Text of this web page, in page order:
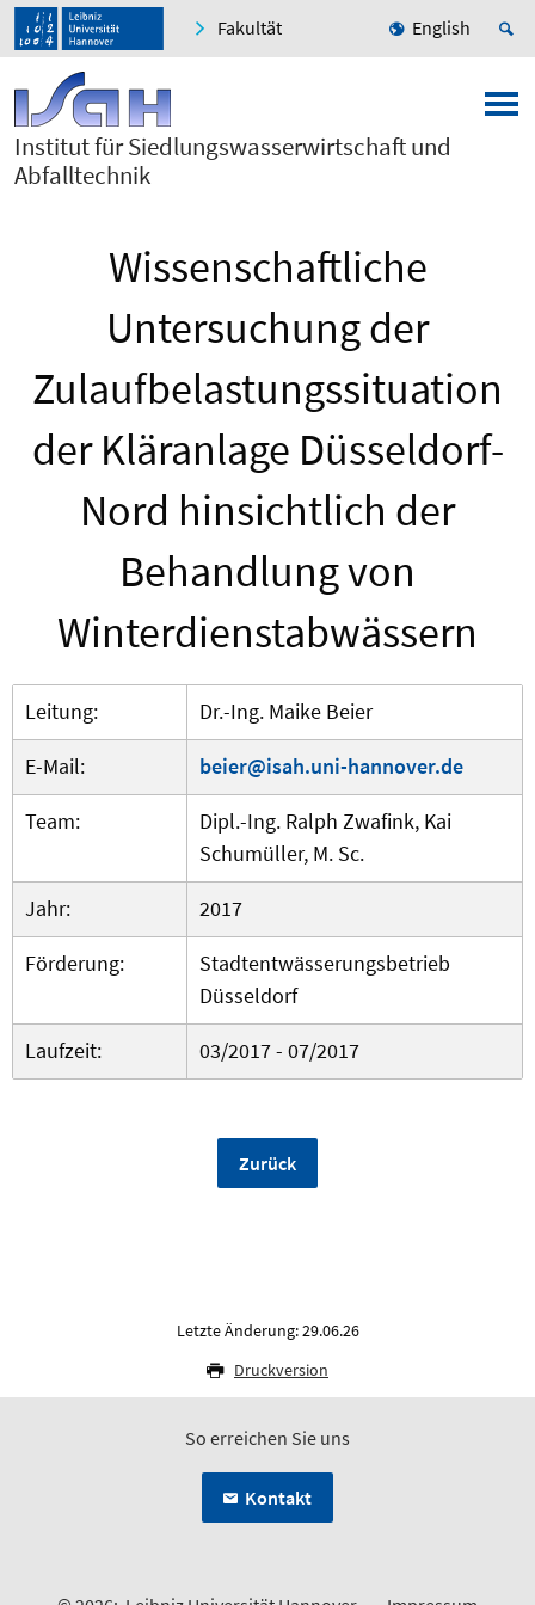
Fakultät English
Institut für Siedlungswasserwirtschaft und
Abfalltechnik
Wissenschaftliche
Untersuchung der
Zulaufbelastungssituation
der Kläranlage Düsseldorf-
Nord hinsichtlich der
Behandlung von
Winterdienstabwässern
Leitung:
Dr.-Ing. Maike Beier
E-Mail:
beier@isah.uni-hannover.de
Team:
Dipl.-Ing. Ralph Zwafink, Kai
Schumüller, M. Sc.
Jahr:
2017
Förderung:
Stadtentwässerungsbetrieb
Düsseldorf
Laufzeit:
03/2017 - 07/2017
Zurück
Letzte Änderung: 29.06.26
Druckversion
So erreichen Sie uns
Kontakt